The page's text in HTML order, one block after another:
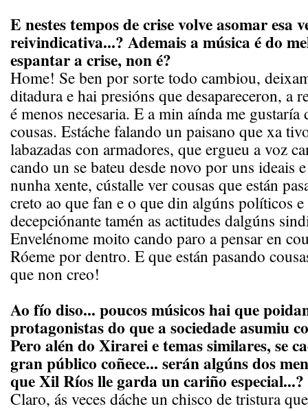
E nestes tempos de crise volve asomar esa
reivindicativa...? Ademais a música é do
espantar a crise, non é?
Home! Se ben por sorte todo cambiou,
ditadura e hai presións que desapareceron, a
é menos necesaria. E a min aínda me
cousas. Estáche falando un paisano que xa
labazadas con armadores, que ergueu a voz
cando un se bateu desde novo por uns ideais
nunha xente, cústalle ver cousas que están
creto ao que fan e o que din algúns políticos e
decepciónante tamén as actitudes dalgúns
Envelénome moito cando paro a pensar en
Róeme por dentro. E que están pasando
que non creo!
Ao fío diso... poucos músicos hai que
protagonistas do que a sociedade asumiu
Pero alén do Xirarei e temas similares, se
gran público coñece... serán algúns dos
que Xil Ríos lle garda un cariño especial...?
Claro, ás veces dáche un chisco de tristura